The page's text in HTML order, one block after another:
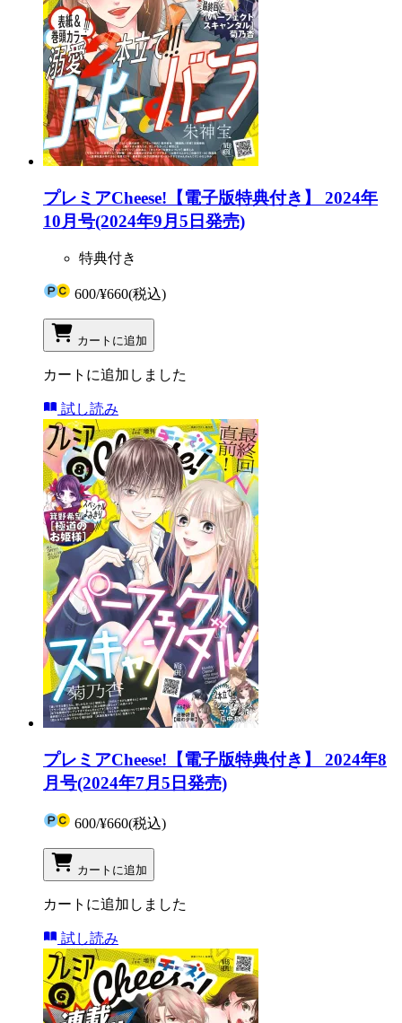
プレミアCheese!【電子版特典付き】 2024年
10月号(2024年9月5日発売)
特典付き
600/¥660(税込)
カートに追加
カートに追加しました
試し読み
プレミアCheese!【電子版特典付き】 2024年8
月号(2024年7月5日発売)
600/¥660(税込)
カートに追加
カートに追加しました
試し読み